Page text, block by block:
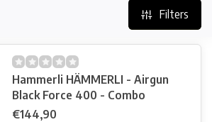
Filters
Hammerli HÄMMERLI - Airgun
Black Force 400 - Combo
€144,90